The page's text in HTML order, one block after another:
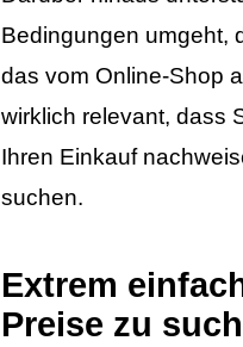
Bedingungen umgeht,
das vom Online-Shop
wirklich relevant, dass
Ihren Einkauf
suchen.
Extrem
Preise zu